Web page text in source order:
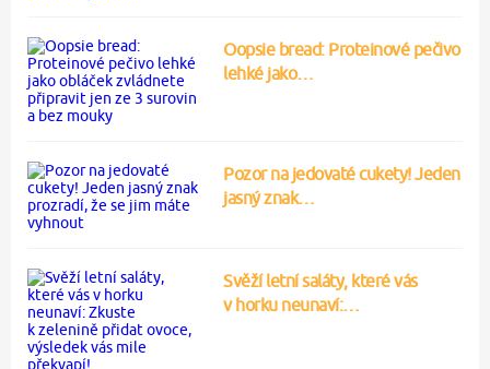
Oopsie bread: Proteinové pečivo
lehké jako…
Pozor na jedovaté cukety! Jeden
jasný znak…
Svěží letní saláty, které vás
v horku neunaví:…